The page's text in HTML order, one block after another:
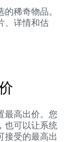
稀奇物品。
、详情和估
最高出价。您
也可以让系统
接受的最高出